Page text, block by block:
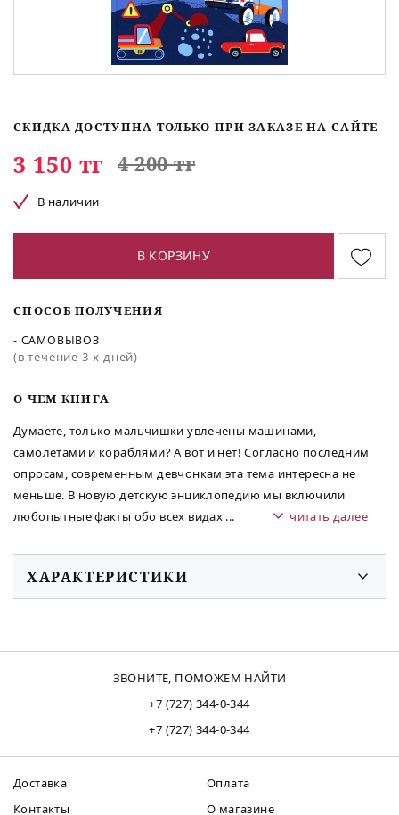
O ЧЕМ КНИГА
Думаете, только мальчишки увлечены машинами,
самолётами и кораблями? А вот и нет! Согласно последним
опросам, современным девчонкам эта тема интересна не
меньше. В новую детскую энциклопедию мы включили
любопытные факты обо всех видах ... читать далее
СКИДКА ДОСТУПНА ТОЛЬКО ПРИ ЗАКАЗЕ НА САЙТЕ
3 150 тг 4 200 тг
В наличии
В КОРЗИНУ
СПОСОБ ПОЛУЧЕНИЯ
- САМОВЫВОЗ
(в течение 3-х дней)
ХАРАКТЕРИСТИКИ
ЗВОНИТЕ, ПОМОЖЕМ НАЙТИ
+7 (727) 344-0-344
+7 (727) 344-0-344
Доставка
Оплата
Контакты
О магазине